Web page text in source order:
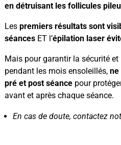
en détruisant les follicules
Les premiers résultats sont
séancesET l’épilation laser
Mais pour garantir la sécurité
pendant les mois ensoleillés, ne
pré et post séancepour
avant et après chaque séance.
En cas de doute, contactez